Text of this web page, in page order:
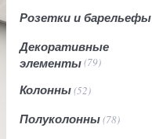
Розетки и барельефы
Декоративные
элементы(79)
Колонны(52)
Полуколонны(78)